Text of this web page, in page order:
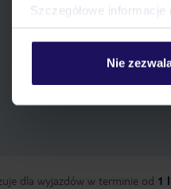
Szczegółowe
Nie
dla wyjazdów w terminie od 1